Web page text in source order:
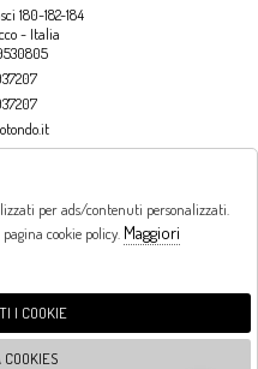
180-182-184
- Italia
ALLE 20:00 DAL MARTEDI AL
per ads/contenuti personalizzati.
cookie policy. Maggiori
I COOKIE